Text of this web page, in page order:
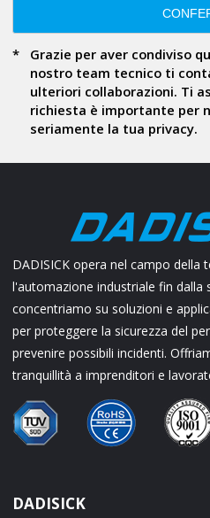
Grazie per aver condiviso
nostro team tecnico ti
ulteriori collaborazioni. Ti
richiesta è importante per
seriamente la tua privacy.
DADISICK opera nel campo della
l'automazione industriale fin dalla
concentriamo su soluzioni e
per proteggere la sicurezza del
prevenire possibili incidenti.
tranquillità a imprenditori e
DADISICK